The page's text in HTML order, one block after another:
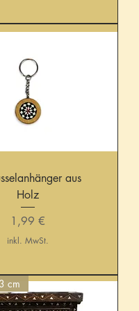
aus
Holz
Preis
1,99 €
inkl. MwSt.
cm